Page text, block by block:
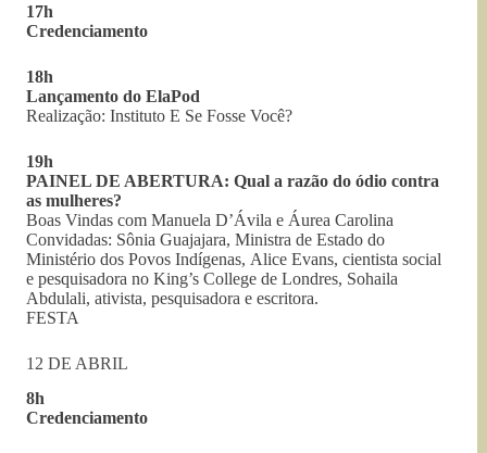
17h
Credenciamento
18h
Lançamento do ElaPod
Realização: Instituto E Se Fosse Você?
19h
PAINEL DE ABERTURA: Qual a razão do ódio contra
as mulheres?
Boas Vindas com Manuela D’Ávila e Áurea Carolina
Convidadas: Sônia Guajajara, Ministra de Estado do
Ministério dos Povos Indígenas, Alice Evans, cientista social
e pesquisadora no King’s College de Londres, Sohaila
Abdulali, ativista, pesquisadora e escritora.
FESTA
12 DE ABRIL
8h
Credenciamento